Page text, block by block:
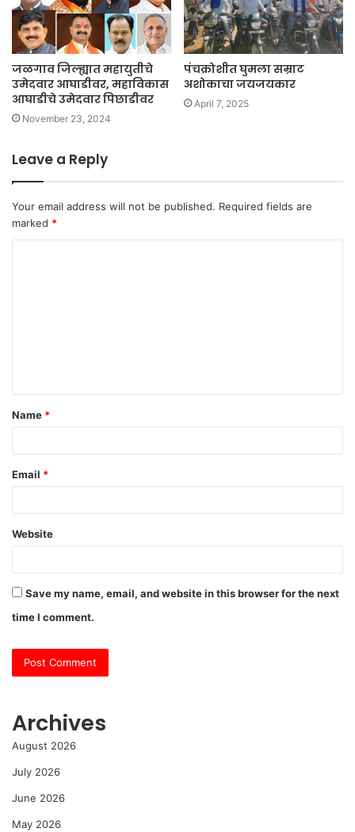
जळगाव जिल्ह्यात महायुतीचे
उमेदवार आघाडीवर, महाविकास
आघाडीचे उमेदवार पिछाडीवर
November 23, 2024
पंचक्रोशीत घुमला सम्राट
अशोकाचा जयजयकार
April 7, 2025
Leave a Reply
Your email address will not be published. Required fields are
marked *
t
*
Name *
Email *
Website
Save my name, email, and website in this browser for the next
time I comment.
Archives
August 2026
July 2026
June 2026
May 2026